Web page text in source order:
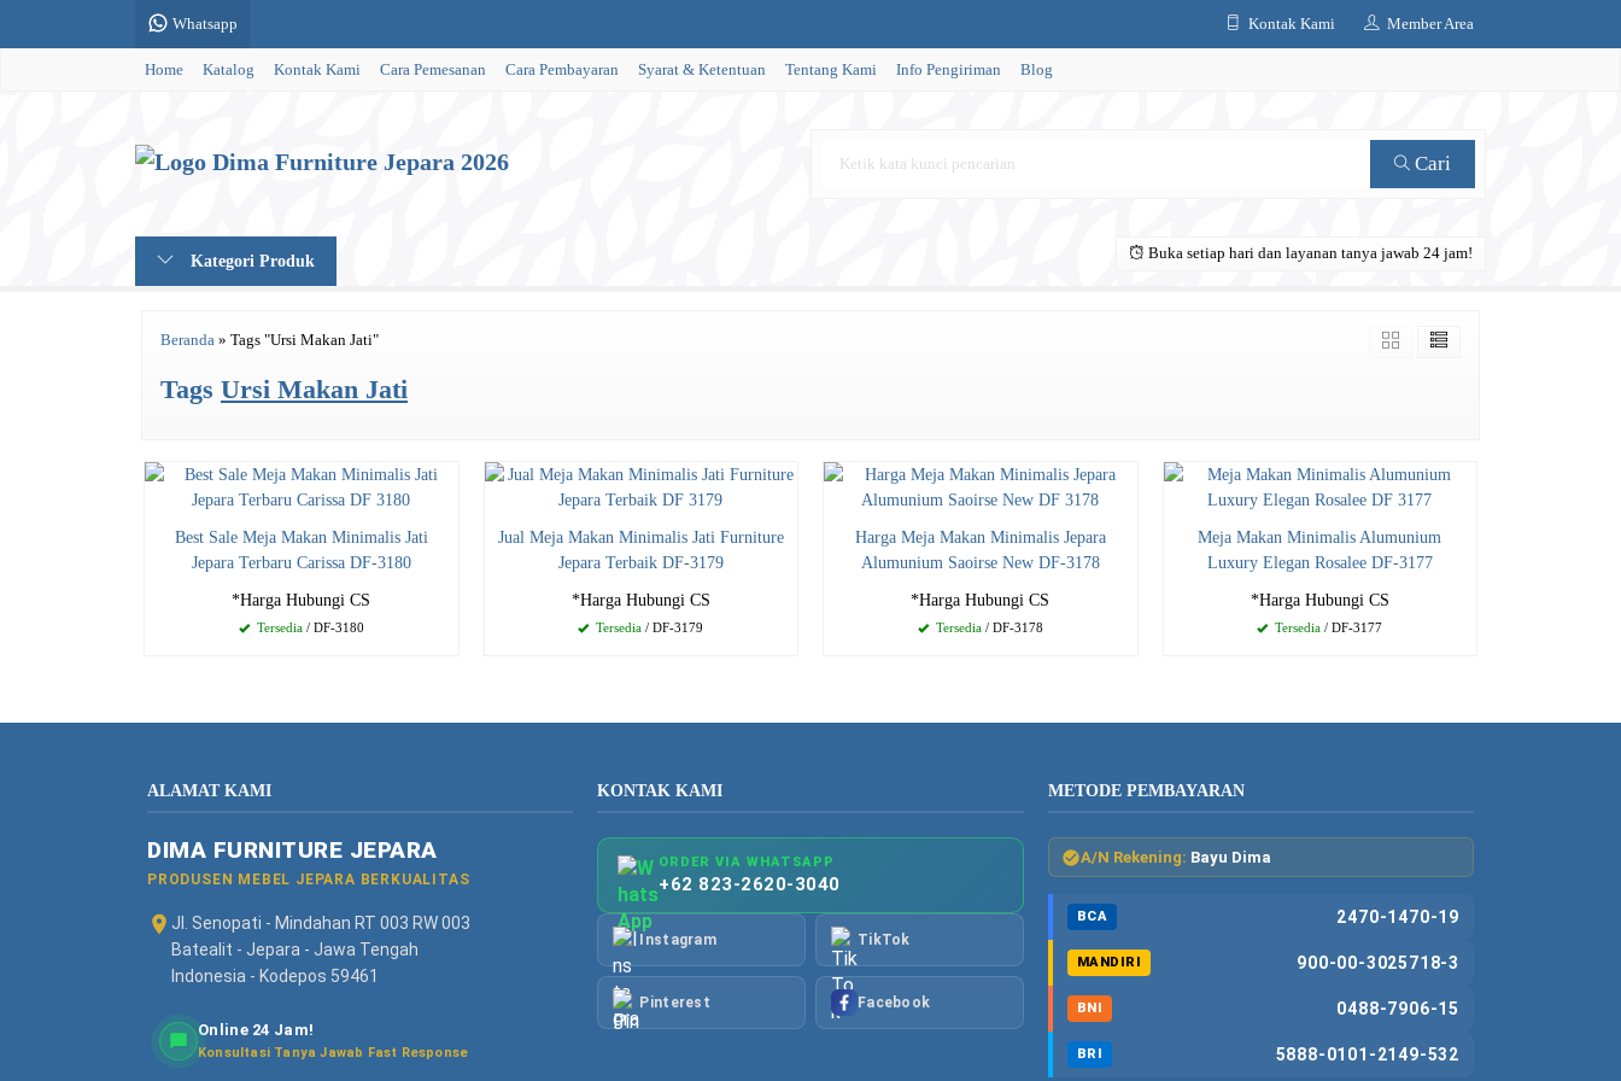
Whatsapp Kontak Kami Member Area
Home Katalog Kontak Kami Cara Pemesanan Cara Pembayaran Syarat & Ketentuan Tentang Kami Info Pengiriman Blog
Cari
Kategori Produk Buka setiap hari dan layanan tanya jawab 24 jam!
Beranda » Tags "Ursi Makan Jati"
Tags Ursi Makan Jati
Best Sale Meja Makan Minimalis Jati
Jepara Terbaru Carissa DF-3180
*Harga Hubungi CS
Tersedia/ DF-3180
Jual Meja Makan Minimalis Jati Furniture
Jepara Terbaik DF-3179
*Harga Hubungi CS
Tersedia / DF-3179
Harga Meja Makan Minimalis Jepara
Alumunium Saoirse New DF-3178
*Harga Hubungi CS
Tersedia/ DF-3178
Meja Makan Minimalis Alumunium
Luxury Elegan Rosalee DF-3177
*Harga Hubungi CS
Tersedia / DF-3177
ALAMAT KAMI
DIMA FURNITURE JEPARA
PRODUSEN MEBEL JEPARA BERKUALITAS
Jl. Senopati - Mindahan RT 003 RW 003
Batealit - Jepara - Jawa Tengah
Indonesia - Kodepos 59461
Online 24 Jam!
Konsultasi Tanya Jawab Fast Response
KONTAK KAMI
ORDER VIA WHATSAPP
+62 823-2620-3040
Instagram TikTok
Pinterest Facebook
METODE PEMBAYARAN
A/N Rekening: Bayu Dima
BCA 2470-1470-19
MANDIRI 900-00-3025718-3
BNI 0488-7906-15
BRI 5888-0101-2149-532